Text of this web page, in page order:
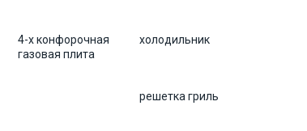
4-х конфорочная
газовая плита
холодильник
решетка гриль